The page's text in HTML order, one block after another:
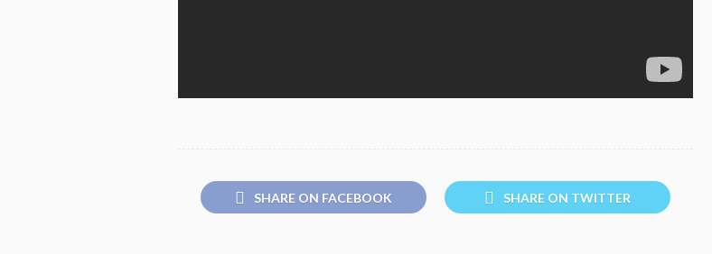
SHARE ON FACEBOOK SHARE ON TWITTER